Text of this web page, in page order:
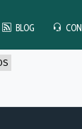
BLOG